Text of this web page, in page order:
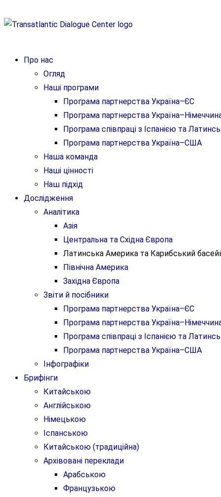
Про нас
Огляд
Наші програми
Програма партнерства Україна–ЄС
Програма партнерства
Програма співпраці з Іспанією та
Програма партнерства Україна–США
Наша команда
Наші цінності
Наш підхід
Дослідження
Аналітика
Азія
Центральна та Східна Європа
Латинська Америка та Карибський
Північна Америка
Західна Європа
Звіти й посібники
Програма партнерства Україна–ЄС
Програма партнерства
Програма співпраці з Іспанією та
Програма партнерства Україна–США
Інфографіки
Брифінги
Китайською
Англійською
Німецькою
Іспанською
Китайською (традиційна)
Архівовані переклади
Арабською
Французькою